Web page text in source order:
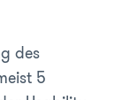
des
5